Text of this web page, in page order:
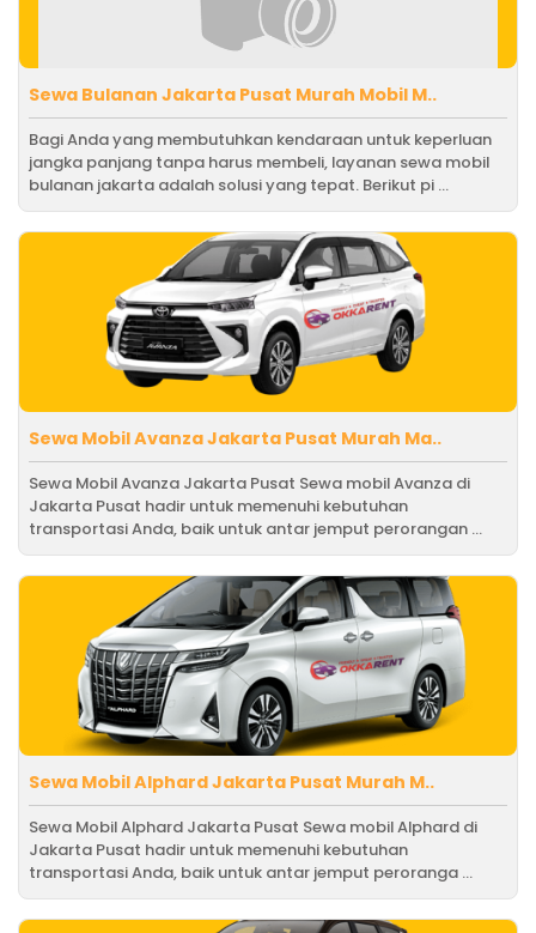
Sewa Bulanan Jakarta Pusat Murah Mobil M..
Bagi Anda yang membutuhkan kendaraan untuk keperluan
jangka panjang tanpa harus membeli, layanan sewa mobil
bulanan jakarta adalah solusi yang tepat. Berikut pi ...
Sewa Mobil Avanza Jakarta Pusat Murah Ma..
Sewa Mobil Avanza Jakarta Pusat Sewa mobil Avanza di
Jakarta Pusat hadir untuk memenuhi kebutuhan
transportasi Anda, baik untuk antar jemput perorangan ...
Sewa Mobil Alphard Jakarta Pusat Murah M..
Sewa Mobil Alphard Jakarta Pusat Sewa mobil Alphard di
Jakarta Pusat hadir untuk memenuhi kebutuhan
transportasi Anda, baik untuk antar jemput peroranga ...